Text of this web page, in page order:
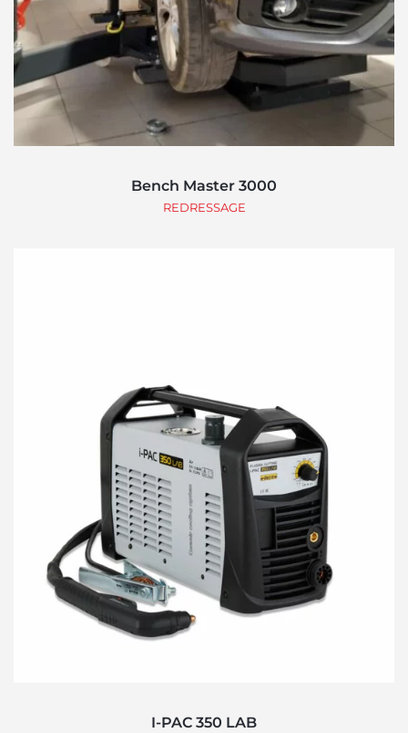
Bench Master 3000
REDRESSAGE
I-PAC 350 LAB